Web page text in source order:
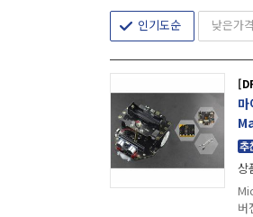
인기도순 낮은가
상
버